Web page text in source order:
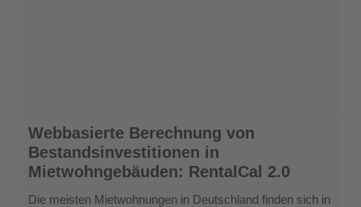
Webbasierte
Berechnung
von
Bestandsinvestitionen
in
Webbasierte Berechnung von
Bestandsinvestitionen in
Mietwohngebäuden: RentalCal 2.0
Die meisten Mietwohnungen in Deutschland finden sich in